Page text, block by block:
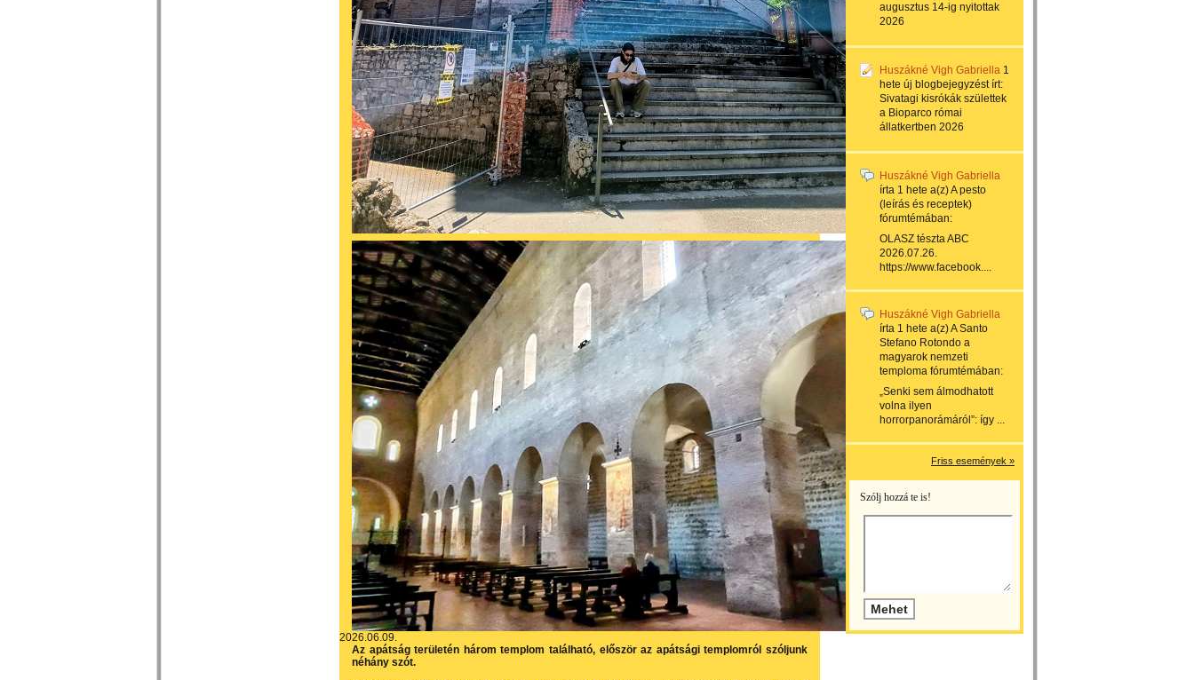
2026.06.09.
Az apátság területén három templom található, először az apátsági templomról szóljunk
néhány szót.
augusztus 14-ig nyitottak
2026
Huszákné Vigh Gabriella 1
hete új blogbejegyzést írt:
Sivatagi kisrókák születtek
a Bioparco római
állatkertben 2026
Huszákné Vigh Gabriella
írta 1 hete a(z)A pesto
(leírás és receptek)
fórumtémában:
OLASZ tészta ABC
2026.07.26.
https://www.facebook....
Huszákné Vigh Gabriella
írta 1 hete a(z)A Santo
Stefano Rotondo a
magyarok nemzeti
temploma fórumtémában:
„Senki sem álmodhatott
volna ilyen
horrorpanorámáról”: így ...
Friss események »
Szólj hozzá te is!